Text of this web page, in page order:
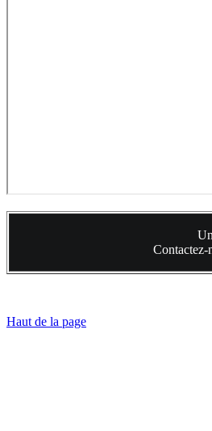
Contactez-
Haut de la page